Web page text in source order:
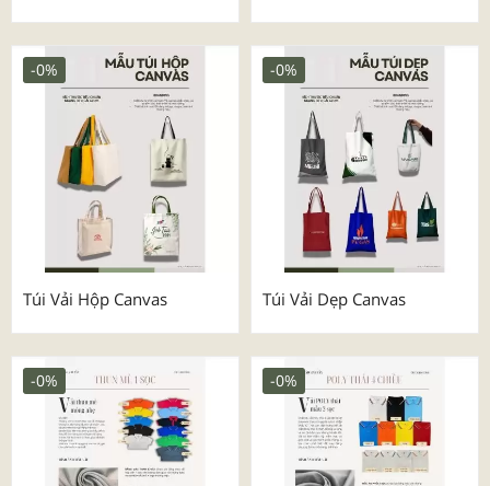
Túi Vải Hộp Canvas
-0%
Túi Vải Dẹp Canvas
-0%
-0% -0%